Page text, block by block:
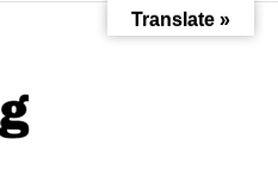
Translate »